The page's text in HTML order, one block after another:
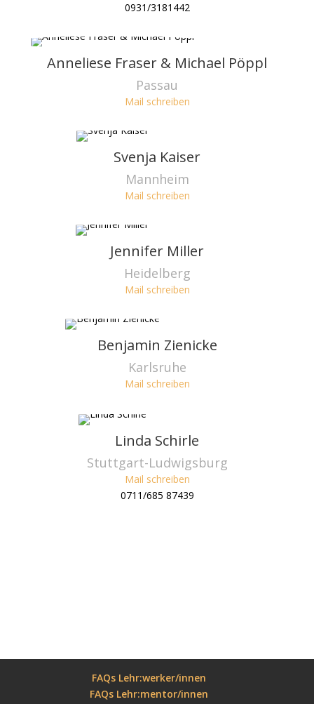
0931/3181442
Anneliese Fraser & Michael Pöppl
Passau
Mail schreiben
Svenja Kaiser
Mannheim
Mail schreiben
Jennifer Miller
Heidelberg
Mail schreiben
Benjamin Zienicke
Karlsruhe
Mail schreiben
Linda Schirle
Stuttgart-Ludwigsburg
Mail schreiben
0711/685 87439
FAQs Lehr:werker/innen
FAQs Lehr:mentor/innen